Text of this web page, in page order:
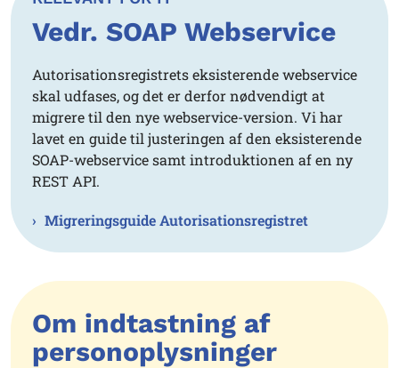
Vedr. SOAP Webservice
Autorisationsregistrets eksisterende webservice
skal udfases, og det er derfor nødvendigt at
migrere til den nye webservice-version. Vi har
lavet en guide til justeringen af den eksisterende
SOAP-webservice samt introduktionen af en ny
REST API.
Migreringsguide Autorisationsregistret
Om indtastning af
personoplysninger